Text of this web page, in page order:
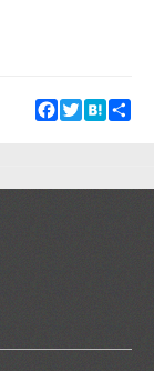
Facebook
TwitterHatena